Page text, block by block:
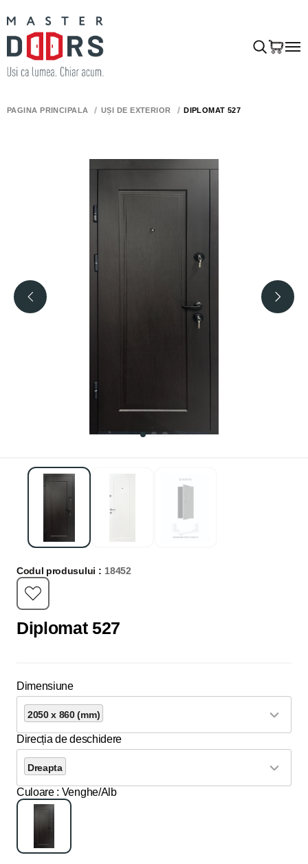
PAGINA PRINCIPALĂ UȘI DE EXTERIOR DIPLOMAT 527
Codul produsului : 18452
Diplomat 527
Dimensiune
2050 x 860 (mm)
Direcția de deschidere
Dreapta
Culoare : Venghe/Alb